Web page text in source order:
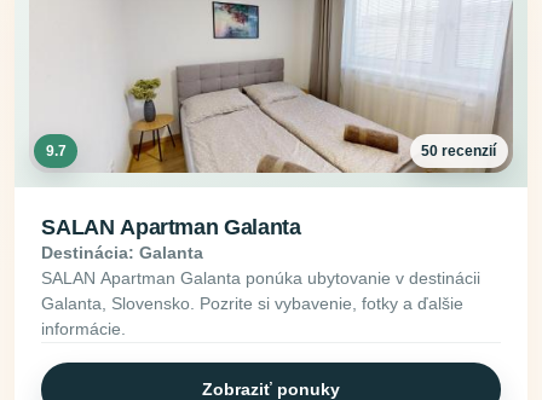
9.7 50 recenzií
SALAN Apartman Galanta
Destinácia: Galanta
SALAN Apartman Galanta ponúka ubytovanie v destinácii
Galanta, Slovensko. Pozrite si vybavenie, fotky a ďalšie
informácie.
Zobraziť ponuky